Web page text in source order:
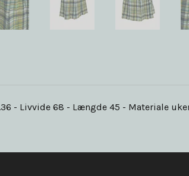
- Livvide 68 - Længde 45 - Materiale